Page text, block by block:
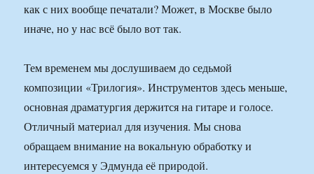
как с них вообще печатали? Может, в Москве было
иначе, но у нас всё было вот так.
Тем временем мы дослушиваем до седьмой
композиции «Трилогия». Инструментов здесь меньше,
основная драматургия держится на гитаре и голосе.
Отличный материал для изучения. Мы снова
обращаем внимание на вокальную обработку и
интересуемся у Эдмунда её природой.